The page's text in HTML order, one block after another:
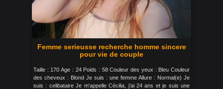
Femme serieusse recherche homme sincere
pour vie de couple
Taille : 170 Age : 24 Poids : 58 Couleur des yeux : Bleu Couleur
des cheveux : Blond Je suis : une femme Allure : Normal(e) Je
suis : celibataire Je m'appelle Cécilia, j'ai 24 ans et je suis une